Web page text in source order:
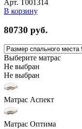
Арт. Т001314
В корзину
80730 руб.
Выберите матрас
Не выбран
Не выбран
Матрас Аспект
Матрас Оптима